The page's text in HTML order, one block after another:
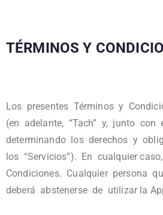
TÉRMINOS Y
Los presentes Términos y
(en adelante, “Tach” y, junto con
determinando los derechos y
los “Servicios”). En cualquier
Condiciones. Cualquier persona
deberá abstenerse de utilizar la